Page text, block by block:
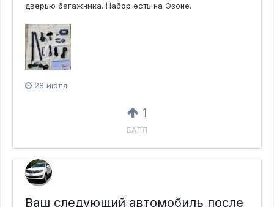
дверью багажника. Набор есть на Озоне.
28 июля
1
БАЛЛ
Ваш следующий автомобиль после